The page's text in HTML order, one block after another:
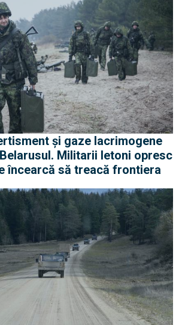
și gaze lacrimogene
Militarii letoni opresc
încearcă să treacă frontiera